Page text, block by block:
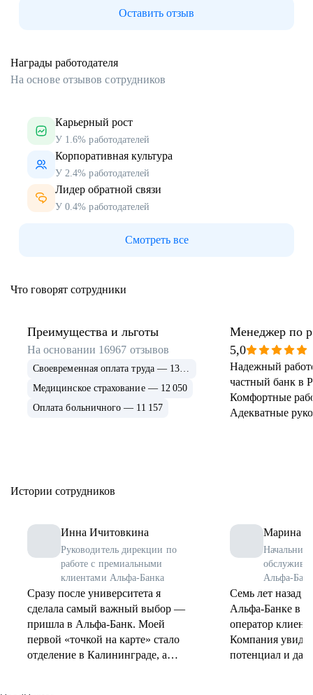
Оставить отзыв
Награды работодателя
На основе отзывов сотрудников
Карьерный рост
У 1.6% работодателей
Корпоративная культура
У 2.4% работодателей
Лидер обратной связи
У 0.4% работодателей
Смотреть все
Что говорят сотрудники
Преимущества и льготы
На основании 16967 отзывов
Медицинское страхование — 12 050
Оплата больничного — 11 157
Менеджер по
клиентами
5,0
Надежный
частный банк в
Комфортные
Адекватные
Истории сотрудников
Инна Ичитовкина
Руководитель дирекции по
работе с премиальными
клиентами Альфа-Банка
Сразу после университета я
сделала самый важный выбор —
пришла в Альфа-Банк. Моей
первой «точкой на карте» стало
отделение в Калининграде, а
Марина
Начальник
Альфа-
Семь лет назад я
Альфа-Банке в
оператор
Компания
потенциал и